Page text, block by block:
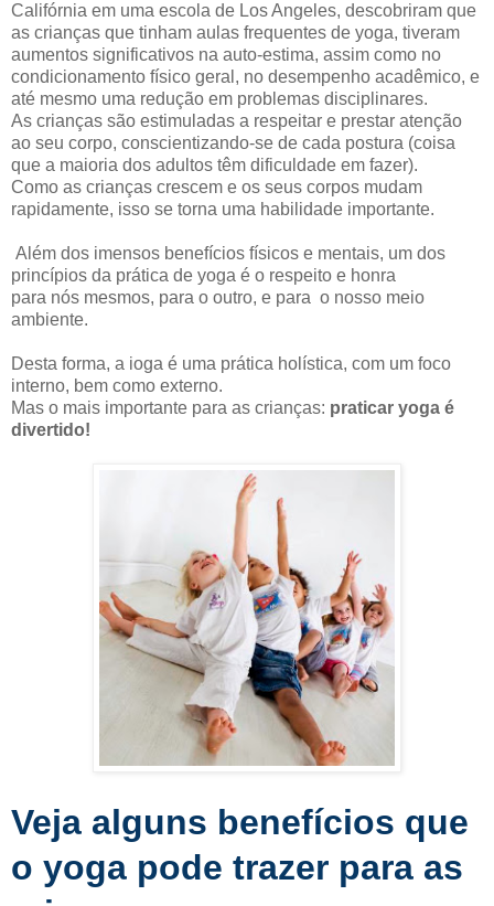
Califórnia em uma escola de Los Angeles, descobriram que
as crianças que tinham aulas frequentes de yoga, tiveram
aumentos significativos na auto-estima, assim como no
condicionamento físico geral, no desempenho acadêmico, e
até mesmo uma redução em problemas disciplinares.
As crianças são estimuladas a respeitar e prestar atenção
ao seu corpo, conscientizando-se de cada postura (coisa
que a maioria dos adultos têm dificuldade em fazer).
Como as crianças crescem e os seus corpos mudam
rapidamente, isso se torna uma habilidade importante.
Além dos imensos benefícios físicos e mentais, um dos
princípios da prática de yoga é o respeito e honra
para nós mesmos, para o outro, e para o nosso meio
ambiente.
Desta forma, a ioga é uma prática holística, com um foco
interno, bem como externo.
Mas o mais importante para as crianças: praticar yoga é
divertido!
Veja alguns benefícios que
o yoga pode trazer para as